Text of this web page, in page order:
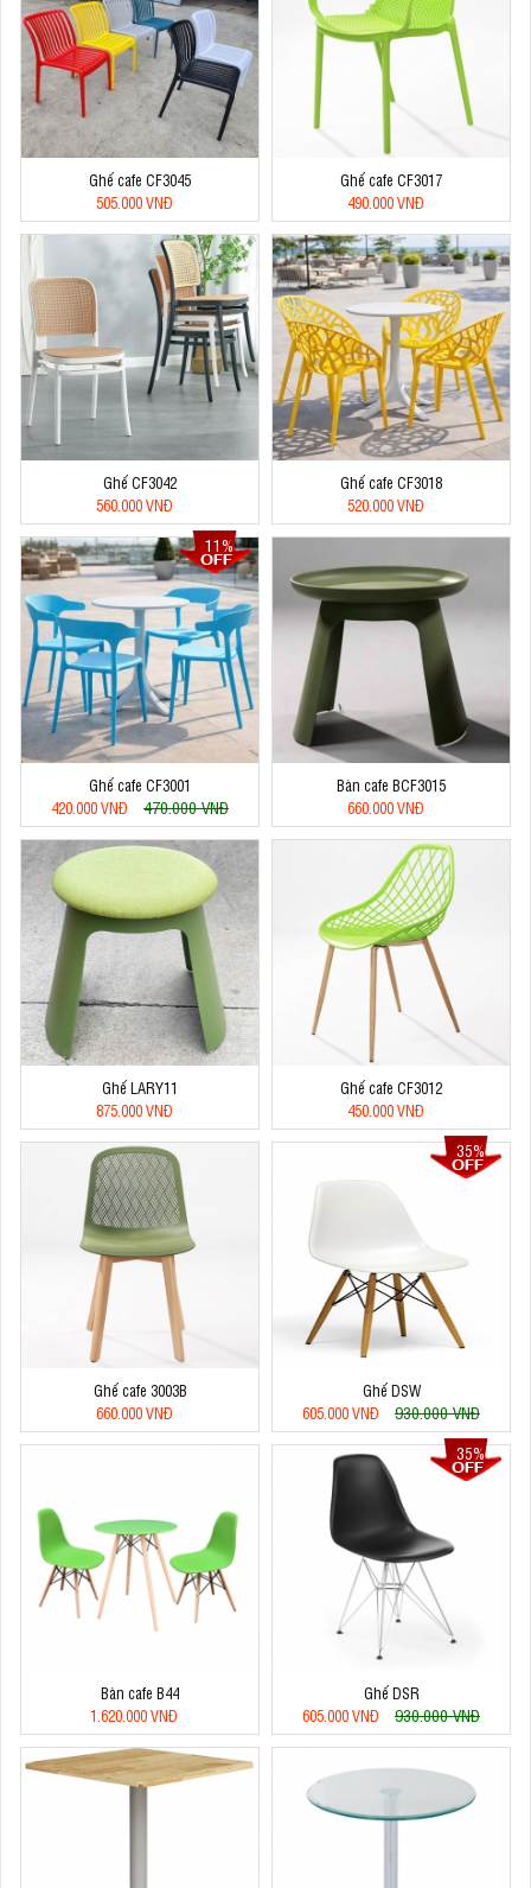
Ghế cafe CF3045
505.000 VNĐ
Ghế cafe CF3017
490.000 VNĐ
Ghế CF3042
560.000 VNĐ
Ghế cafe CF3018
520.000 VNĐ
11%
Ghế cafe CF3001
420.000 VNĐ
470.000 VNĐ
Bàn cafe BCF3015
660.000 VNĐ
Ghế LARY11
875.000 VNĐ
Ghế cafe CF3012
450.000 VNĐ
Ghế cafe 3003B
660.000 VNĐ
35%
Ghế DSW
605.000 VNĐ
930.000 VNĐ
Bàn cafe B44
1.620.000 VNĐ
35%
Ghế DSR
605.000 VNĐ
930.000 VNĐ